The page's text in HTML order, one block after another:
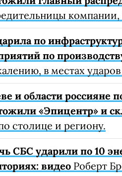
по
по
в местах
и области россияне
«Эпицентр» и
столице и региону.
СБС ударили по 10
видео Роберт